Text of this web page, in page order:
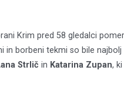
Krim pred 58 gledalci
in borbeni tekmi so bile najbolj
Strlič in Katarina Zupan,